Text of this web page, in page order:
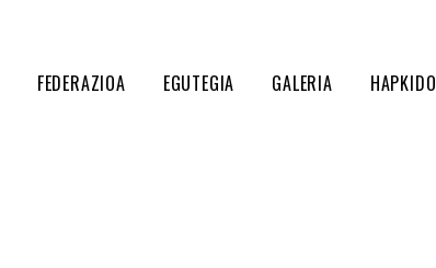
FEDERAZIOA EGUTEGIA GALERIA HAPKIDO